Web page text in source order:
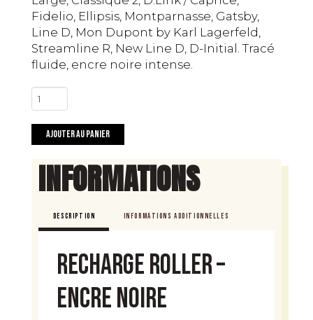
Fidelio, Ellipsis, Montparnasse, Gatsby,
Line D, Mon Dupont by Karl Lagerfeld,
Streamline R, New Line D, D-Initial. Tracé
fluide, encre noire intense.
quantité
de
Recharge
Roller
Dupont
noire,
medium
Ajouter au panier
INFORMATIONS
DESCRIPTION INFORMATIONS ADDITIONNELLES
Recharge Roller –
Encre Noire